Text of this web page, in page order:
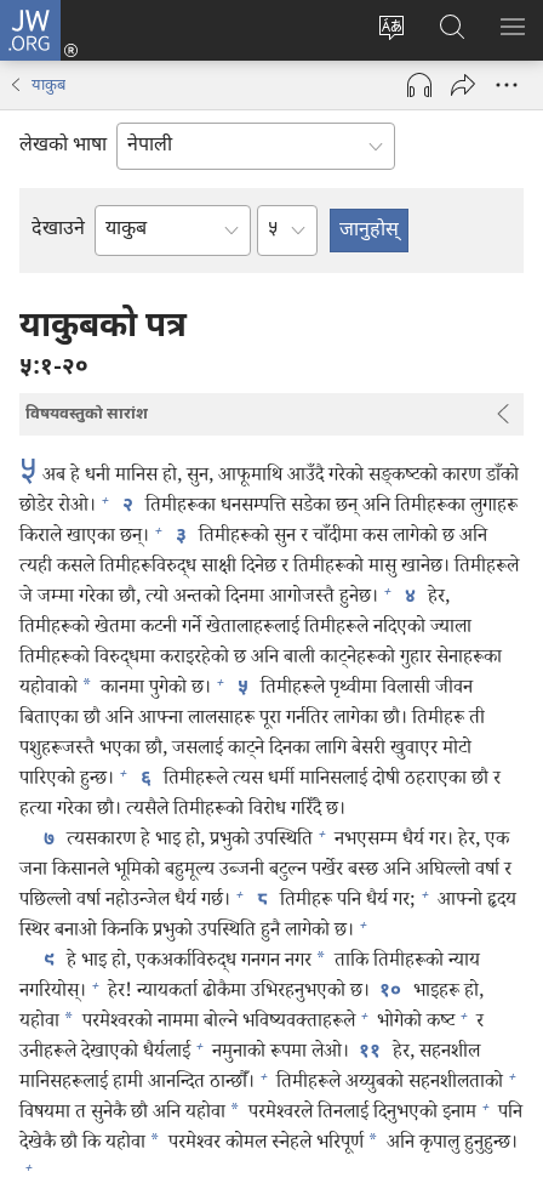
JW.ORG
वेब
साइटको
भाषा
परिवर्तन
गर्ने
प्रवेश
(ब्राउजरको
ट्याबमा
नयाँ
JW.ORG
मा
खोज्नुहोस्‌
मेनु
याकुब
लेखको भाषा
देखाउने
बाइबलको
अध्याय
याकुबको पत्र
५:१-२०
विषयवस्तुको सारांश
५ अब हे धनी मानिस हो, सुन, आफूमाथि आउँदै गरेको सङ्‌कष्टको कारण डाँको
छोडेर रोओ। + २ तिमीहरूका धनसम्पत्ति सडेका छन्‌ अनि तिमीहरूका लुगाहरू
किराले खाएका छन्‌। + ३ तिमीहरूको सुन र चाँदीमा कस लागेको छ अनि
त्यही कसले तिमीहरूविरुद्ध साक्षी दिनेछ र तिमीहरूको मासु खानेछ। तिमीहरूले
जे जम्मा गरेका छौ, त्यो अन्तको दिनमा आगोजस्तै हुनेछ। + ४ हेर,
तिमीहरूको खेतमा कटनी गर्ने खेतालाहरूलाई तिमीहरूले नदिएको ज्याला
तिमीहरूको विरुद्धमा कराइरहेको छ अनि बाली काट्‌नेहरूको गुहार सेनाहरूका
यहोवाको * कानमा पुगेको छ। + ५ तिमीहरूले पृथ्वीमा विलासी जीवन
बिताएका छौ अनि आफ्ना लालसाहरू पूरा गर्नतिर लागेका छौ। तिमीहरू ती
पशुहरूजस्तै भएका छौ, जसलाई काट्‌ने दिनका लागि बेसरी खुवाएर मोटो
पारिएको हुन्छ। + ६ तिमीहरूले त्यस धर्मी मानिसलाई दोषी ठहराएका छौ र
हत्या गरेका छौ। त्यसैले तिमीहरूको विरोध गरिँदै छ।
७ त्यसकारण हे भाइ हो, प्रभुको उपस्थिति + नभएसम्म धैर्य गर। हेर, एक
जना किसानले भूमिको बहुमूल्य उब्जनी बटुल्न पर्खेर बस्छ अनि अघिल्लो वर्षा र
पछिल्लो वर्षा नहोउन्जेल धैर्य गर्छ। + ८ तिमीहरू पनि धैर्य गर; + आफ्नो हृदय
स्थिर बनाओ किनकि प्रभुको उपस्थिति हुनै लागेको छ। +
९ हे भाइ हो, एकअर्काविरुद्ध गनगन नगर * ताकि तिमीहरूको न्याय
नगरियोस्‌। + हेर! न्यायकर्ता ढोकैमा उभिरहनुभएको छ। १० भाइहरू हो,
यहोवा * परमेश्‍वरको नाममा बोल्ने भविष्यवक्‍ताहरूले + भोगेको कष्ट + र
उनीहरूले देखाएको धैर्यलाई + नमुनाको रूपमा लेओ। ११ हेर, सहनशील
मानिसहरूलाई हामी आनन्दित ठान्छौँ। + तिमीहरूले अय्युबको सहनशीलताको +
विषयमा त सुनेकै छौ अनि यहोवा * परमेश्‍वरले तिनलाई दिनुभएको इनाम + पनि
देखेकै छौ कि यहोवा * परमेश्‍वर कोमल स्नेहले भरिपूर्ण * अनि कृपालु हुनुहुन्छ।
+